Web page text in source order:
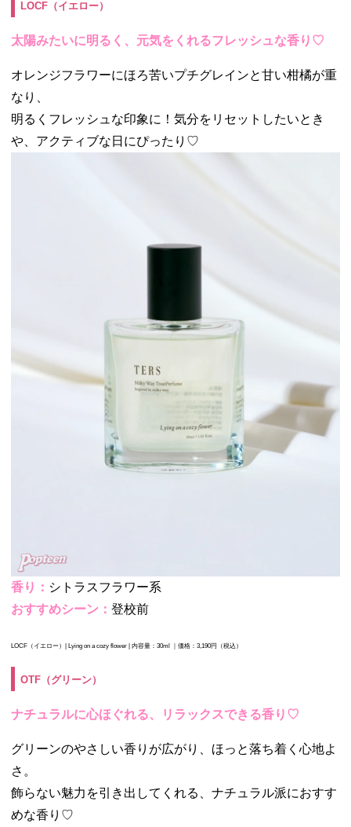
LOCF（イエロー）
太陽みたいに明るく、元気をくれるフレッシュな香り♡
オレンジフラワーにほろ苦いプチグレインと甘い柑橘が重
なり、
明るくフレッシュな印象に！気分をリセットしたいとき
や、アクティブな日にぴったり♡
香り： シトラスフラワー系
おすすめシーン： 登校前
LOCF（イエロー）| Lying on a cozy flower | 内容量：30ml ｜価格：3,190円（税込）
OTF（グリーン）
ナチュラルに心ほぐれる、リラックスできる香り♡
グリーンのやさしい香りが広がり、ほっと落ち着く心地よ
さ。
飾らない魅力を引き出してくれる、ナチュラル派におすす
めな香り♡